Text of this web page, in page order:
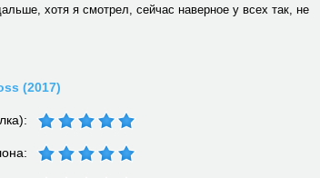
хотя я смотрел, сейчас наверное у всех так, не
(2017)